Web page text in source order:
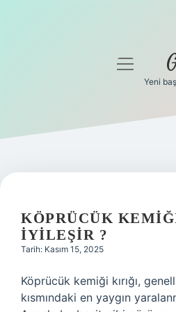
Gizlilik Politikası
Yasal Uyarı
menüyü
Yeni
KÖPRÜCÜK
IYILEŞIR ?
Tarih: Kasım 15, 2025
Köprücük kemiği kırığı,
kısmındaki en yaygın